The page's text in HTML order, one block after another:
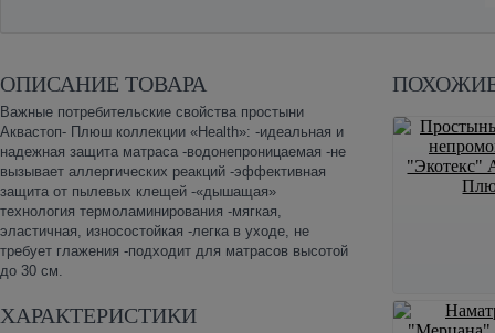
ОПИСАНИЕ ТОВАРА
Важные потребительские свойства простыни
Аквастоп- Плюш коллекции «Health»: -идеальная и
надежная защита матраса -водонепроницаемая -не
вызывает аллергических реакций -эффективная
защита от пылевых клещей -«дышащая»
технология термоламинирования -мягкая,
эластичная, износостойкая -легка в уходе, не
требует глажения -подходит для матрасов высотой
до 30 см.
ХАРАКТЕРИСТИКИ